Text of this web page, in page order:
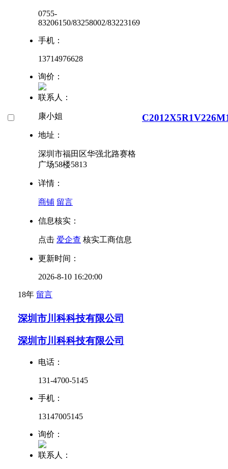
0755-
83206150/83258002/83223169
手机：
13714976628
询价：
联系人：
康小姐
地址：
深圳市福田区华强北路赛格
广场58楼5813
详情：
商铺 留言
信息核实：
点击 爱企查 核实工商信息
更新时间：
2026-8-10 16:20:00
18年 留言
深圳市川科科技有限公司
深圳市川科科技有限公司
电话：
131-4700-5145
手机：
13147005145
询价：
联系人：